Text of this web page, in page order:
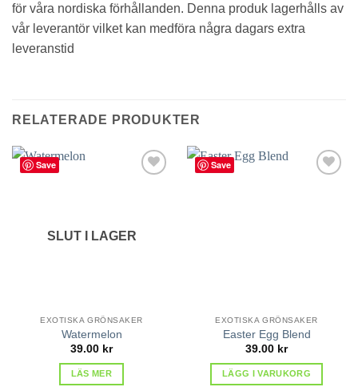
för våra nordiska förhållanden. Denna produk lagerhålls av
vår leverantör vilket kan medföra några dagars extra
leveranstid
RELATERADE PRODUKTER
Save
SLUT I LAGER
EXOTISKA GRÖNSAKER
Watermelon
39.00 kr
LÄS MER
Save
EXOTISKA GRÖNSAKER
Easter Egg Blend
39.00 kr
LÄGG I VARUKORG